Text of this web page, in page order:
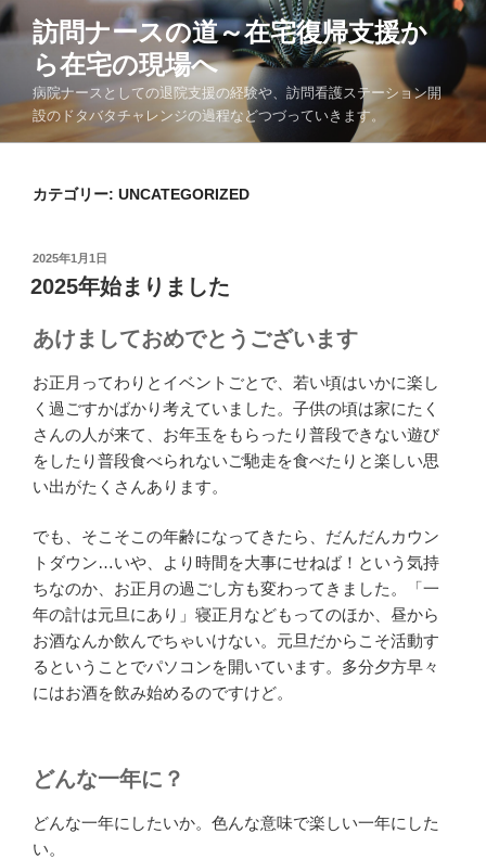
コ
ン
へ
訪問ナースの道～在宅復帰支援か
ら在宅の現場へ
病院ナースとしての退院支援の経験や、訪問看護ステーション開
設のドタバタチャレンジの過程などつづっていきます。
カテゴリー: UNCATEGORIZED
投
稿
日:
2025年1月1日
2025年始まりました
あけましておめでとうございます
お正月ってわりとイベントごとで、若い頃はいかに楽し
く過ごすかばかり考えていました。子供の頃は家にたく
さんの人が来て、お年玉をもらったり普段できない遊び
をしたり普段食べられないご馳走を食べたりと楽しい思
い出がたくさんあります。
でも、そこそこの年齢になってきたら、だんだんカウン
トダウン…いや、より時間を大事にせねば！という気持
ちなのか、お正月の過ごし方も変わってきました。「一
年の計は元旦にあり」寝正月などもってのほか、昼から
お酒なんか飲んでちゃいけない。元旦だからこそ活動す
るということでパソコンを開いています。多分夕方早々
にはお酒を飲み始めるのですけど。
どんな一年に？
どんな一年にしたいか。色んな意味で楽しい一年にした
い。